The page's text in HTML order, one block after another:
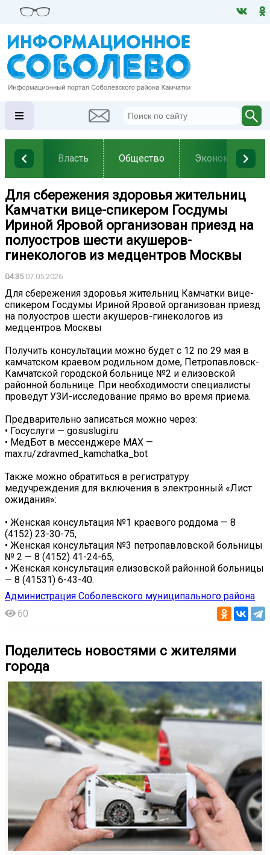
Власть Общество Экономика
Для сбережения здоровья жительниц
Камчатки вице-спикером Госдумы
Ириной Яровой организован приезд на
полуостров шести акушеров-
гинекологов из медцентров Москвы
04:3507.05.2026
Для сбережения здоровья жительниц Камчатки вице-
спикером Госдумы Ириной Яровой организован приезд
на полуостров шести акушеров-гинекологов из
медцентров Москвы
Получить консультации можно будет с 12 по 29 мая в
камчатском краевом родильном доме, Петропавловск-
Камчатской городской больнице №2 и елизовской
районной больнице. При необходимости специалисты
проведут УЗИ-исследование прямо во время приема.
Предварительно записаться можно через:
• Госуслуги — gosuslugi.ru
• МедБот в мессенджере MAX —
max.ru/zdravmed_kamchatka_bot
Также можно обратиться в регистратуру
медучреждения для включения в электронный «Лист
ожидания»:
• Женская консультация №1 краевого роддома — 8
(4152) 23-30-75,
• Женская консультация №3 петропавловской больницы
№ 2 — 8 (4152) 41-24-65,
• Женская консультация елизовской районной больницы
— 8 (41531) 6-43-40.
Администрация Соболевского муниципального района
60
Поделитесь новостями с жителями
города